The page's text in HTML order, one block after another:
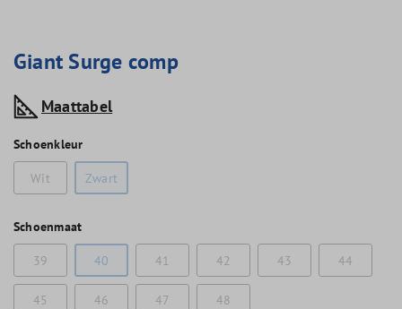
Giant Surge comp
Maattabel
Schoenkleur
Wit
Zwart
Schoenmaat
39
40 41 42 43 44
45 46 47 48